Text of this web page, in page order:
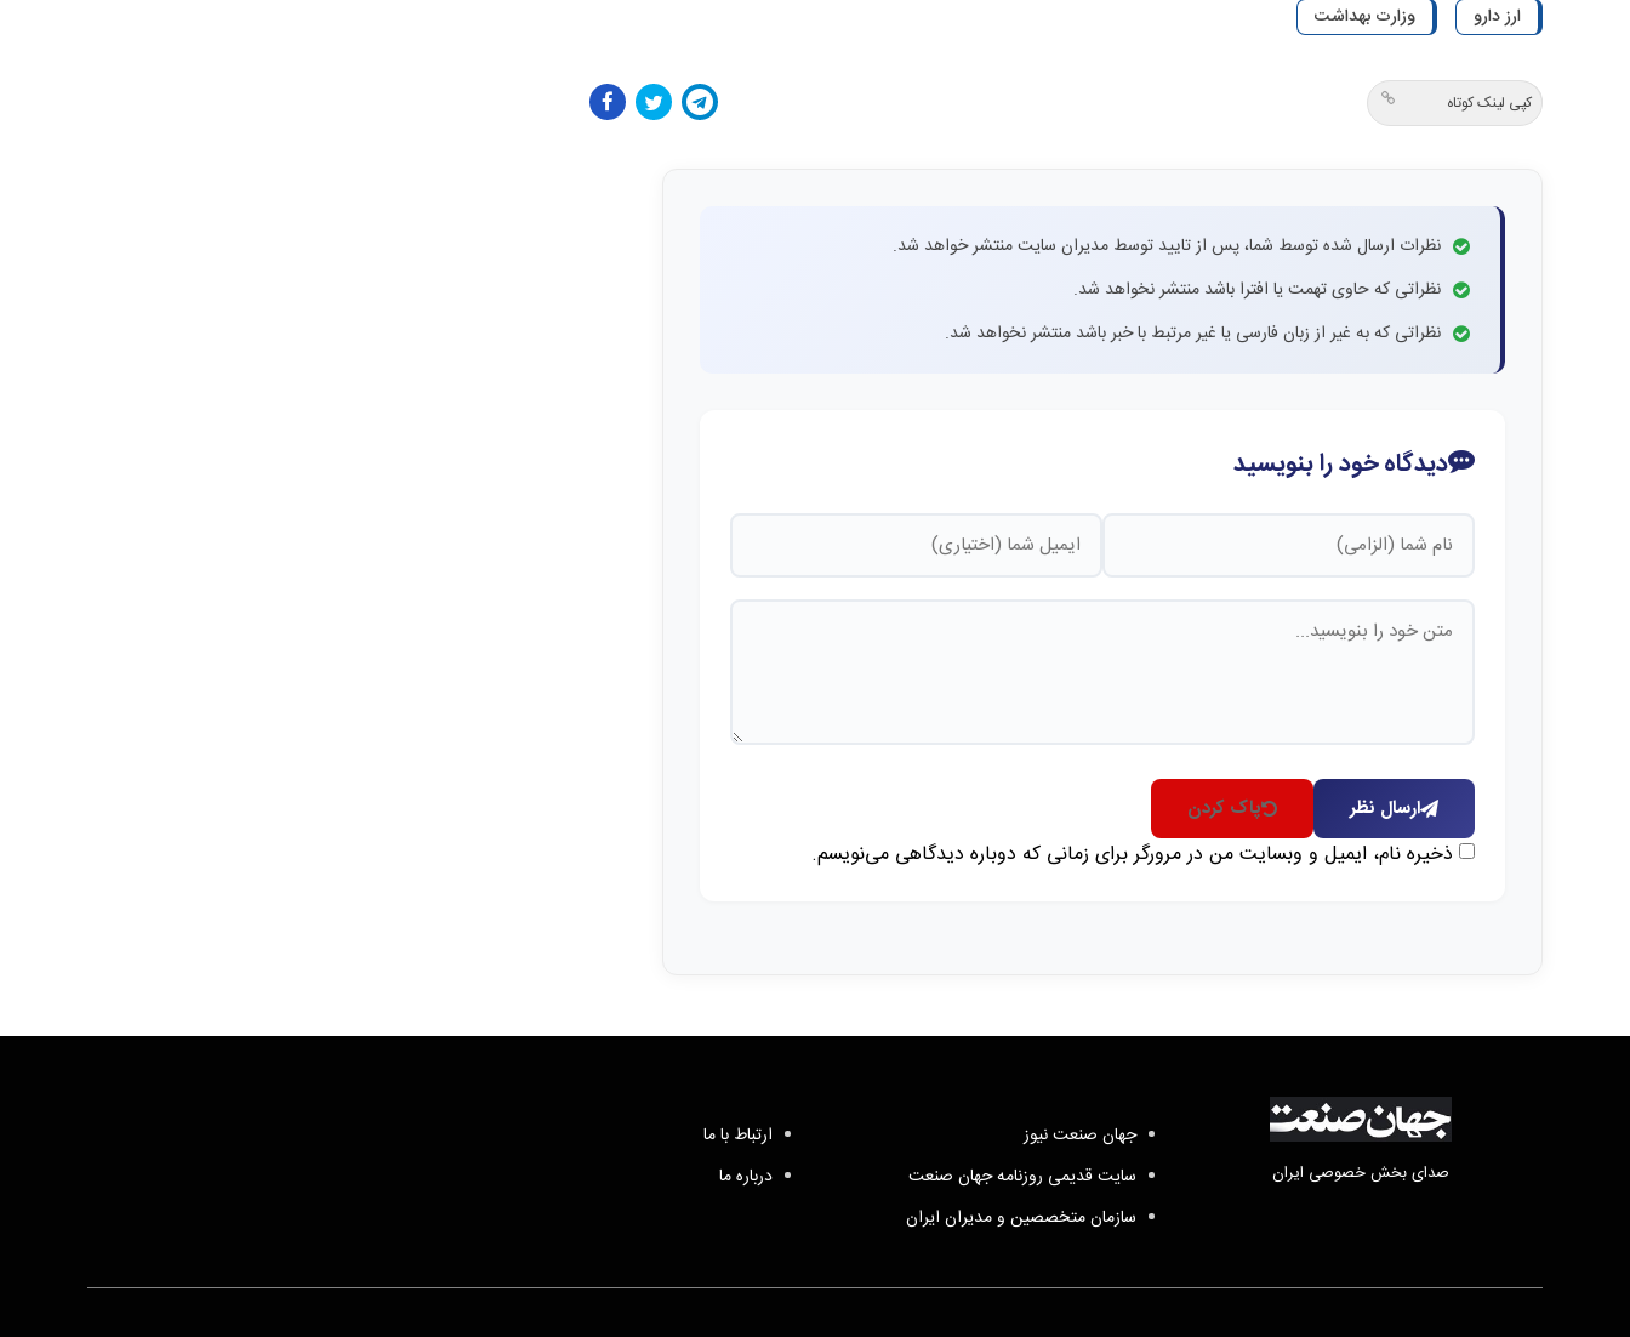
ارز دارو وزارت بهداشت
کپی لینک کوتاه
نظرات ارسال شده توسط شما، پس از تایید توسط مدیران سایت منتشر خواهد شد.
نظراتی که حاوی تهمت یا افترا باشد منتشر نخواهد شد.
نظراتی که به غیر از زبان فارسی یا غیر مرتبط با خبر باشد منتشر نخواهد شد.
دیدگاه خود را بنویسید
ارسال نظر پاک کردن
ذخیره نام، ایمیل و وبسایت من در مرورگر برای زمانی که دوباره دیدگاهی می‌نویسم.
صدای بخش خصوصی ایران
جهان صنعت نیوز
سایت قدیمی روزنامه جهان صنعت
سازمان متخصصین و مدیران ایران
ارتباط با ما
درباره ما